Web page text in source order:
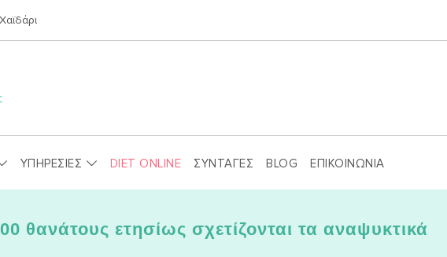
ΥΠΗΡΕΣΙΕΣ DIET ONLINE ΣΥΝΤΑΓΕΣ BLOG ΕΠΙΚΟΙΝΩΝΙΑ
θανάτους ετησίως σχετίζονται τα αναψυκτικά